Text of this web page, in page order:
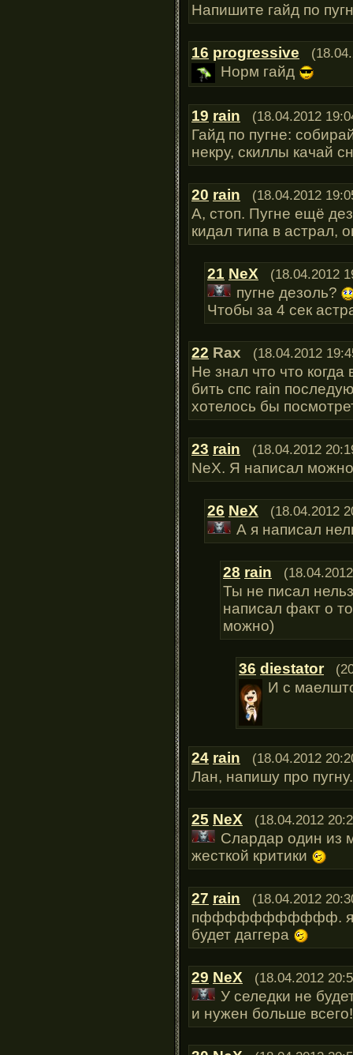
Напишите гайд по
16 progressive
Норм гайд
19 rain (18.04.2012
Гайд по пугне:
некру, скиллы качай
20 rain (18.04.2012
А, стоп. Пугне ещё
кидал типа в астрал,
21 NeX (18.04.2012
пугне дезоль?
Чтобы за 4 сек
22 Rax (18.04.2012
Не знал что что
бить спс rain
хотелось бы
23 rain (18.04.2012
NeX. Я написал
26 NeX (18.04.2012
А я написал
28 rain
Ты не писал
написал факт о
можно)
36 diestator
И с
24 rain (18.04.2012
Лан, напишу про
25 NeX (18.04.2012
Слардар один из
жесткой критики
27 rain (18.04.2012
пффффффффффф. я
будет даггера
29 NeX (18.04.2012
У селедки не
и нужен больше всего!